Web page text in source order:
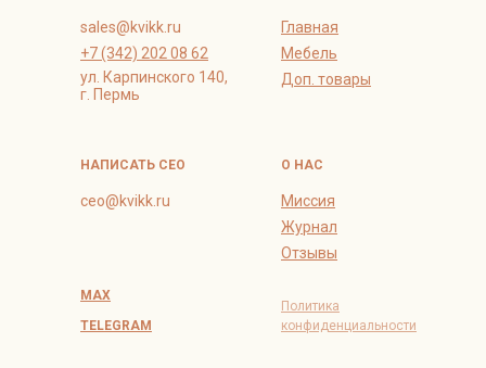
Политика
конфиденциальности
+7 (342) 202 08 62
ул. Карпинского 140,
г. Пермь
Главная
Мебель
Доп. товары
Миссия
Журнал
Отзывы
sales@kvikk.ru
О НАС
ceo@kvikk.ru
НАПИСАТЬ СЕО
MAX
TELEGRAM